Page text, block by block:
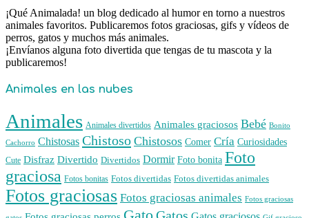
¡Qué Animalada! un blog dedicado al humor en torno a nuestros
animales favoritos. Publicaremos fotos graciosas, gifs y vídeos de
perros, gatos y muchos más animales.
¡Envíanos alguna foto divertida que tengas de tu mascota y la
publicaremos!
Animales en las nubes
Animales Animales divertidos Animales graciosos Bebé Bonito
Cachorro Chistosas Chistoso Chistosos Comer Cría Curiosidades
Cute Disfraz Divertido Divertidos Dormir Foto bonita Foto
graciosa Fotos bonitas Fotos divertidas Fotos divertidas animales
Fotos graciosas Fotos graciosas animales Fotos graciosas